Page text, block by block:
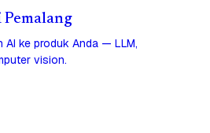
Pemalang
AI ke produk Anda — LLM,
vision.